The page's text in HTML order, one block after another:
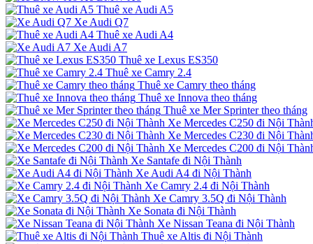
Thuê xe Audi A5
Xe Audi Q7
Thuê xe Audi A4
Xe Audi A7
Thuê xe Lexus ES350
Thuê xe Camry 2.4
Thuê xe Camry theo tháng
Thuê xe Innova theo tháng
Thuê xe Mer Sprinter theo tháng
Xe Mercedes C250 đi Nội
Xe Mercedes C230 đi Nội
Xe Mercedes C200 đi Nội
Xe Santafe đi Nội Thành
Xe Audi A4 đi Nội Thành
Xe Camry 2.4 đi Nội Thành
Xe Camry 3.5Q đi Nội Thành
Xe Sonata đi Nội Thành
Xe Nissan Teana đi Nội Thành
Thuê xe Altis đi Nội Thành